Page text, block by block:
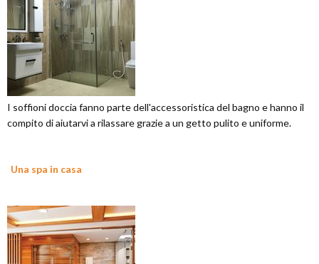
I soffioni doccia fanno parte dell'accessoristica del bagno e hanno il
compito di aiutarvi a rilassare grazie a un getto pulito e uniforme.
Una spa in casa